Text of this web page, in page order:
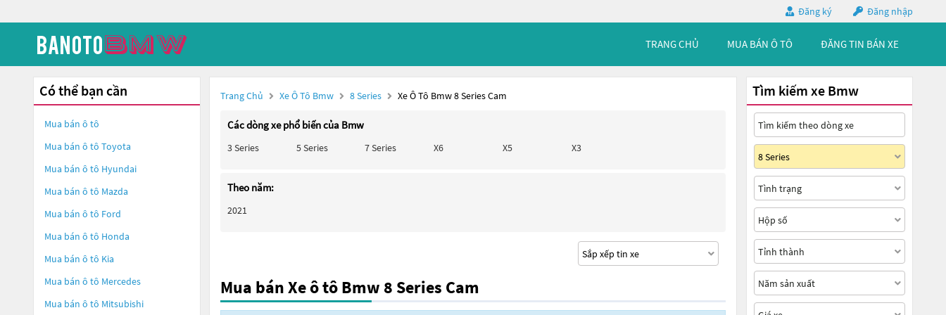
Đăng ký Đăng nhập
TRANG CHỦ MUA BÁN Ô TÔ ĐĂNG TIN BÁN XE
Có thể bạn cần
Mua bán ô tô
Mua bán ô tô Toyota
Mua bán ô tô Hyundai
Mua bán ô tô Mazda
Mua bán ô tô Ford
Mua bán ô tô Honda
Mua bán ô tô Kia
Mua bán ô tô Mercedes
Mua bán ô tô Mitsubishi
Trang Chủ Xe Ô Tô Bmw 8 Series Xe Ô Tô Bmw 8 Series Cam
Các dòng xe phổ biến của Bmw
3 Series 5 Series 7 Series X6 X5 X3
Theo năm:
2021
Mua bán Xe ô tô Bmw 8 Series Cam
Tìm kiếm xe Bmw